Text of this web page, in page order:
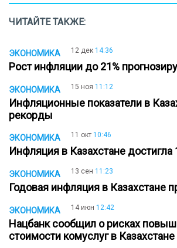
ЧИТАЙТЕ ТАКЖЕ:
ЭКОНОМИКА 12 дек 14:36
Рост инфляции до 21%
ЭКОНОМИКА 15 ноя 11:12
Инфляционные показатели в
рекорды
ЭКОНОМИКА 11 окт 10:46
Инфляция в Казахстане достигла
ЭКОНОМИКА 13 сен 11:23
Годовая инфляция в Казахстане
ЭКОНОМИКА 14 июн 12:42
Нацбанк сообщил о рисках
стоимости комуслуг в Казахстане